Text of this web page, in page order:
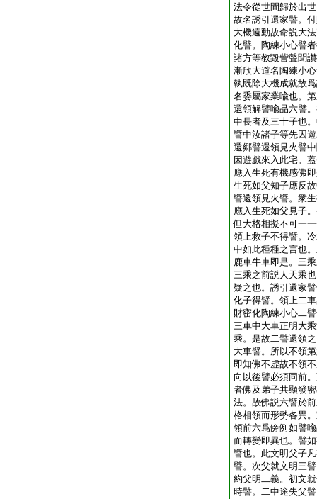
法令從世間歸於出
故名誘引還家譬。
大機遠動故命説大
化譬。陶練小心譬
諸方等教毀訾聲聞
漸欣大道名陶練小
執既除大機成就故
名委屬家業喩也。
還領解譬喩品六譬
中長者及三十子也
譬中汝諸子等先因
還郷譬還領見火譬
因遊戲來入此宅。
應入生死有機感佛
生死如父知子應反
譬還領見火譬。衆
應入生死如父見子
但大格相擬不可一
領上救子不得譬。
中如此種種之言也
鹿車牛車即是。三
三乘之前説人天乘
疑之也。誘引還家
化子得譬。領上二
財密化陶練小心二
三車中大車正明大
乘。是故二譬還領
大車譬。所以不領
即知佛不虚故不領
向以後譬必須同前
者佛及弟子共顯發
法。故佛説六譬於
格相領而形勢各異
領前六爲傍例如譬
而轉變即異也。譬
譬也。此文明父子
譬。次父就文明三
約父明二義。初文
時譬。二中途失父